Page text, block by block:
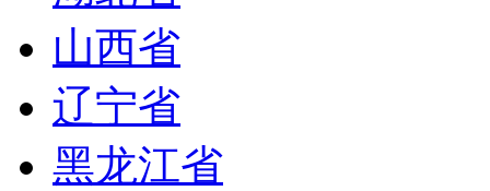
山西省
辽宁省
黑龙江省